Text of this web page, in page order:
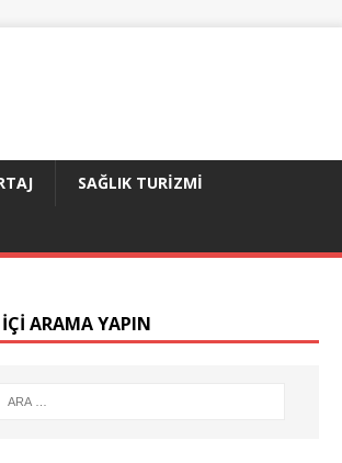
SAĞLIK TURIZMI
IÇI ARAMA YAPIN